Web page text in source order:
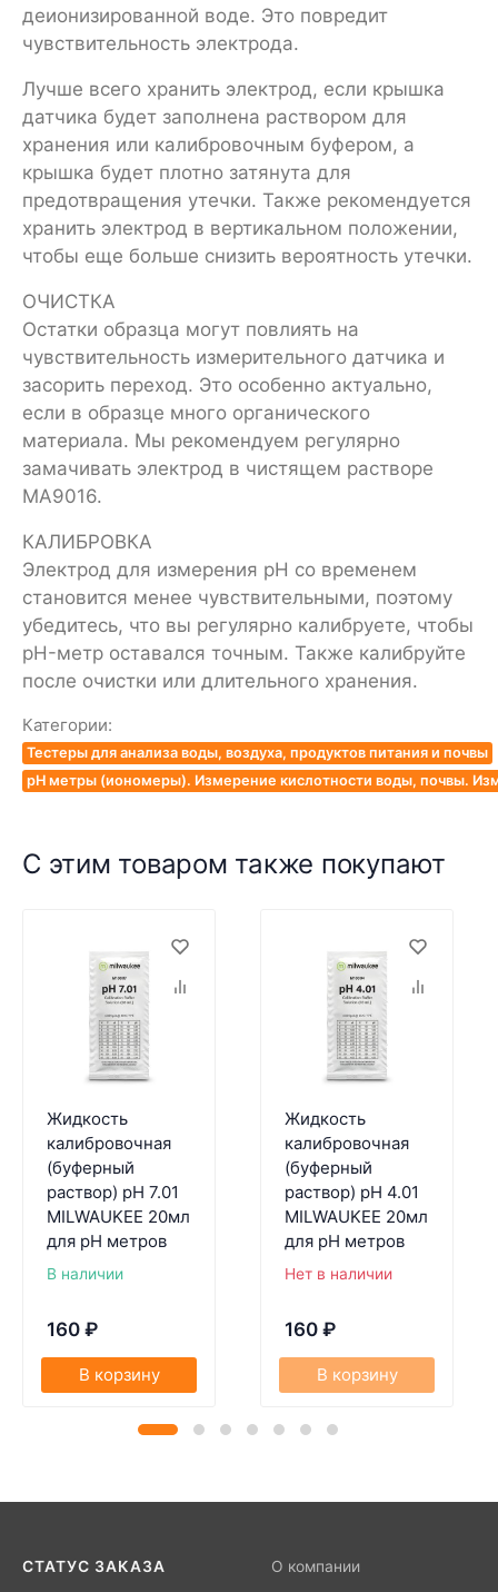
деионизированной воде. Это повредит
чувствительность электрода.
Лучше всего хранить электрод, если крышка
датчика будет заполнена раствором для
хранения или калибровочным буфером, а
крышка будет плотно затянута для
предотвращения утечки. Также рекомендуется
хранить электрод в вертикальном положении,
чтобы еще больше снизить вероятность утечки.
ОЧИСТКА
Остатки образца могут повлиять на
чувствительность измерительного датчика и
засорить переход. Это особенно актуально,
если в образце много органического
материала. Мы рекомендуем регулярно
замачивать электрод в чистящем растворе
MA9016.
КАЛИБРОВКА
Электрод для измерения pH со временем
становится менее чувствительными, поэтому
убедитесь, что вы регулярно калибруете, чтобы
pH-метр оставался точным. Также калибруйте
после очистки или длительного хранения.
Категории:
Тестеры для анализа воды, воздуха, продуктов питания и почвы
pH метры (иономеры). Измерение кислотности воды, почвы.
С этим товаром также покупают
Жидкость
калибровочная
(буферный
раствор) pH 7.01
MILWAUKEE 20мл
для pH метров
В наличии
160 ₽
В корзину
Жидкость
калибровочная
(буферный
раствор) pH 4.01
MILWAUKEE 20мл
для pH метров
Нет в наличии
160 ₽
В корзину
СТАТУС ЗАКАЗА О компании